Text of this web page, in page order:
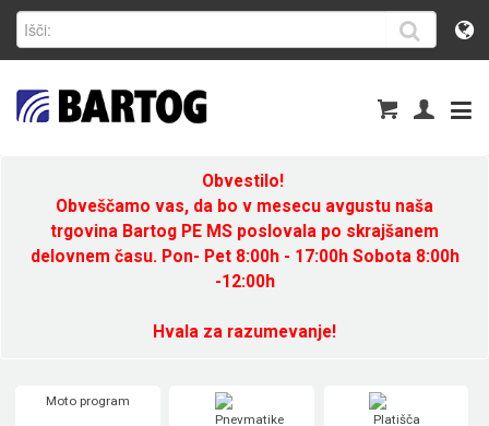
Obvestilo!
Obveščamo vas, da bo v mesecu avgustu naša
trgovina Bartog PE MS poslovala po skrajšanem
delovnem času. Pon- Pet 8:00h - 17:00h Sobota 8:00h
-12:00h
Hvala za razumevanje!
Moto program